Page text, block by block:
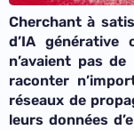
Cherchant à
d’IA
n’avaient pas
raconter
réseaux de
leurs données